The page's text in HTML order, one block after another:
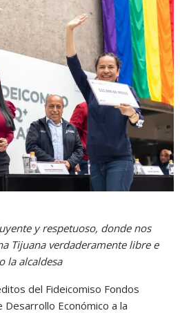
y respetuoso, donde nos
Tijuana verdaderamente libre e
la alcaldesa
del Fideicomiso Fondos
Desarrollo Económico a la